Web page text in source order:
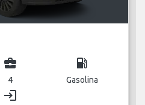
business_center
4
local_gas_station
Gasolina
login